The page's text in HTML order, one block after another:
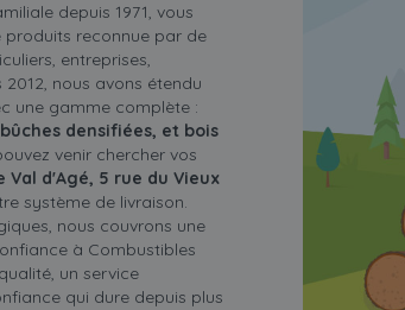
depuis 1971, vous
produits reconnue par de
entreprises,
nous avons étendu
une gamme complète :
densifiées, et bois
venir chercher vos
Val d'Agé, 5 rue du Vieux
système de livraison.
nous couvrons une
à Combustibles
un service
qui dure depuis plus